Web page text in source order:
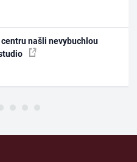
našli nevybuchlou